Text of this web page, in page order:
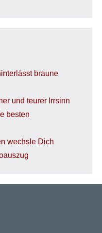
braune
und teurer Irrsinn
besten
wechsle Dich